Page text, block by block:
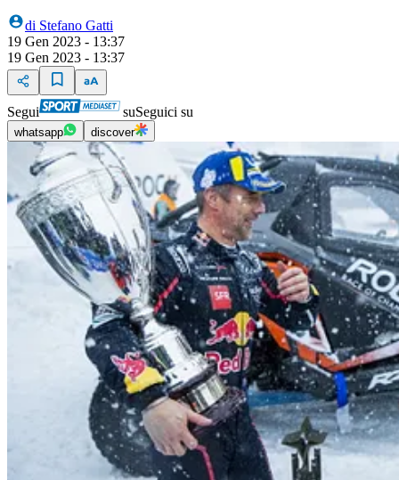
di Stefano Gatti
19 Gen 2023 - 13:37
19 Gen 2023 - 13:37
Segui suSeguici su
whatsapp discover